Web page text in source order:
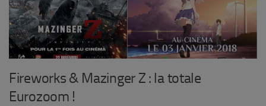
Fireworks & Mazinger Z : la totale
Eurozoom !